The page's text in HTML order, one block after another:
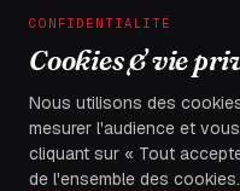
SANTÉ
SOCIÉTÉ
SPORT
TECH
TOGO
CONFIDENTIALITÉ
Cookies & vie
Nous utilisons des
mesurer l'audience et
cliquant sur « Tout
de l'ensemble des cookies.